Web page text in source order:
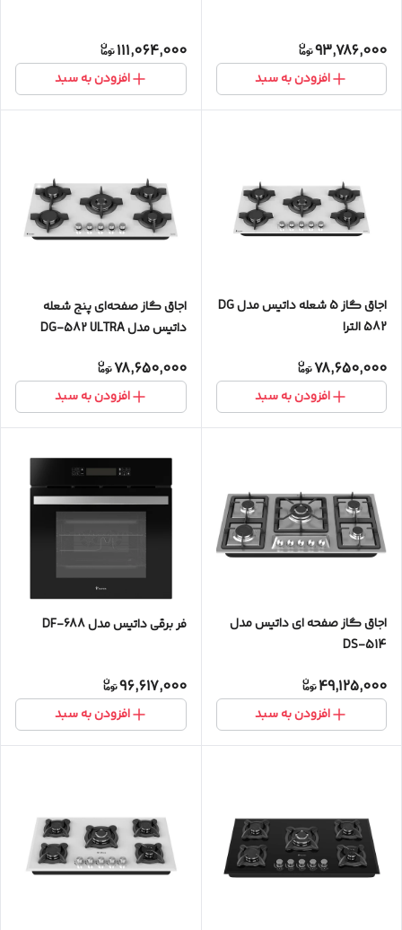
93,786,000
افزودن به سبد
111,064,000
افزودن به سبد
اجاق گاز 5 شعله داتیس مدل DG
582 الترا
78,650,000
افزودن به سبد
اجاق گاز صفحه‌ای پنج شعله
داتیس مدل DG-582 ULTRA
78,650,000
افزودن به سبد
اجاق گاز صفحه ای داتیس مدل
DS-514
49,125,000
افزودن به سبد
فر برقی داتیس مدل DF-688
96,617,000
افزودن به سبد